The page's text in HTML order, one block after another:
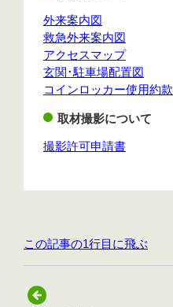
外来案内図
救急外来案内図
アクセスマップ
玄関･駐車場配置図
コインロッカー使用約款
取材撮影について
撮影許可申請書
この記事の1行目に飛ぶ